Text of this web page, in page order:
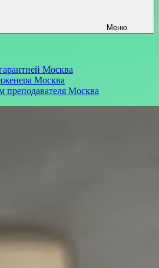
Меню
Москва
Москва
преподавателя Москва